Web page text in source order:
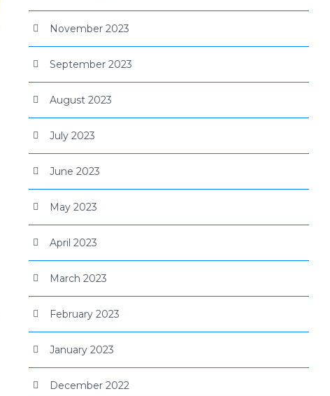
November 2023
September 2023
August 2023
July 2023
June 2023
May 2023
April 2023
March 2023
February 2023
January 2023
December 2022